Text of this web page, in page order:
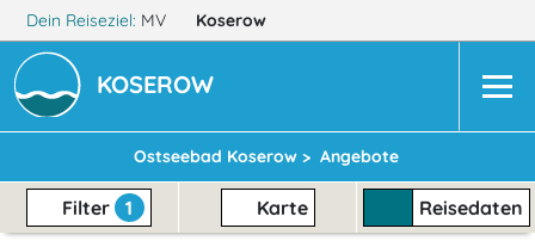
Dein Reiseziel: MV Koserow
KOSEROW
Ostseebad Koserow > Angebote
Filter 1 Karte Reisedaten